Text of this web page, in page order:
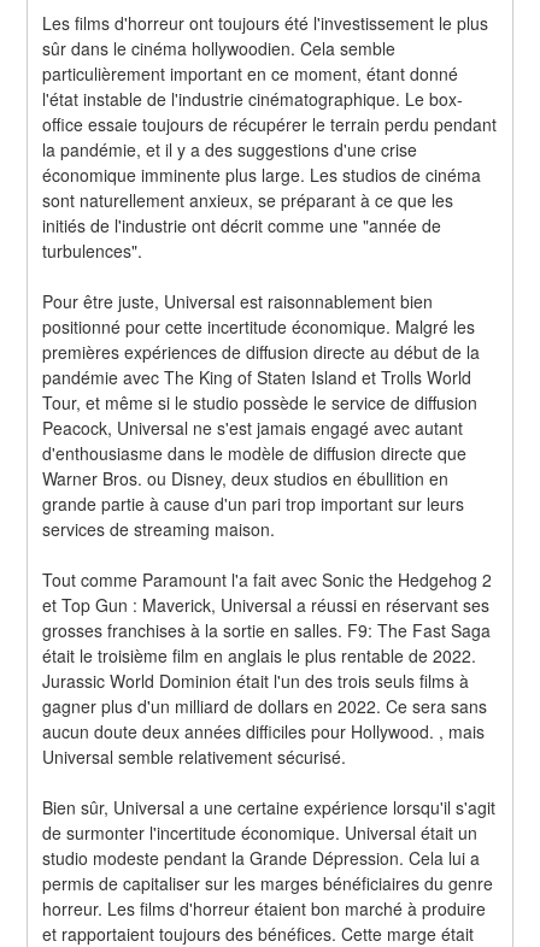
Les films d'horreur ont toujours été l'investissement le plus
sûr dans le cinéma hollywoodien. Cela semble
particulièrement important en ce moment, étant donné
l'état instable de l'industrie cinématographique. Le box-
office essaie toujours de récupérer le terrain perdu pendant
la pandémie, et il y a des suggestions d'une crise
économique imminente plus large. Les studios de cinéma
sont naturellement anxieux, se préparant à ce que les
initiés de l'industrie ont décrit comme une "année de
turbulences".
Pour être juste, Universal est raisonnablement bien
positionné pour cette incertitude économique. Malgré les
premières expériences de diffusion directe au début de la
pandémie avec The King of Staten Island et Trolls World
Tour, et même si le studio possède le service de diffusion
Peacock, Universal ne s'est jamais engagé avec autant
d'enthousiasme dans le modèle de diffusion directe que
Warner Bros. ou Disney, deux studios en ébullition en
grande partie à cause d'un pari trop important sur leurs
services de streaming maison.
Tout comme Paramount l'a fait avec Sonic the Hedgehog 2
et Top Gun : Maverick, Universal a réussi en réservant ses
grosses franchises à la sortie en salles. F9: The Fast Saga
était le troisième film en anglais le plus rentable de 2022.
Jurassic World Dominion était l'un des trois seuls films à
gagner plus d'un milliard de dollars en 2022. Ce sera sans
aucun doute deux années difficiles pour Hollywood. , mais
Universal semble relativement sécurisé.
Bien sûr, Universal a une certaine expérience lorsqu'il s'agit
de surmonter l'incertitude économique. Universal était un
studio modeste pendant la Grande Dépression. Cela lui a
permis de capitaliser sur les marges bénéficiaires du genre
horreur. Les films d'horreur étaient bon marché à produire
et rapportaient toujours des bénéfices. Cette marge était